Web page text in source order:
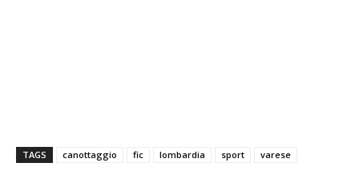
TAGS canottaggio fic lombardia sport varese